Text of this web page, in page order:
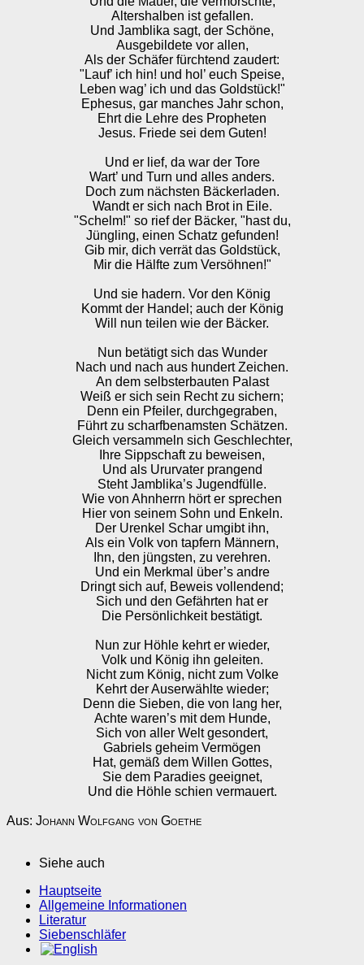
Altershalben ist gefallen.
Und Jamblika sagt, der Schöne,
Ausgebildete vor allen,
Als der Schäfer fürchtend zaudert:
"Lauf’ ich hin! und hol’ euch Speise,
Leben wag’ ich und das Goldstück!"
Ephesus, gar manches Jahr schon,
Ehrt die Lehre des Propheten
Jesus. Friede sei dem Guten!
Und er lief, da war der Tore
Wart’ und Turn und alles anders.
Doch zum nächsten Bäckerladen.
Wandt er sich nach Brot in Eile.
"Schelm!" so rief der Bäcker, "hast du,
Jüngling, einen Schatz gefunden!
Gib mir, dich verrät das Goldstück,
Mir die Hälfte zum Versöhnen!"
Und sie hadern. Vor den König
Kommt der Handel; auch der König
Will nun teilen wie der Bäcker.
Nun betätigt sich das Wunder
Nach und nach aus hundert Zeichen.
An dem selbsterbauten Palast
Weiß er sich sein Recht zu sichern;
Denn ein Pfeiler, durchgegraben,
Führt zu scharfbenamsten Schätzen.
Gleich versammeln sich Geschlechter,
Ihre Sippschaft zu beweisen,
Und als Ururvater prangend
Steht Jamblika’s Jugendfülle.
Wie von Ahnherrn hört er sprechen
Hier von seinem Sohn und Enkeln.
Der Urenkel Schar umgibt ihn,
Als ein Volk von tapfern Männern,
Ihn, den jüngsten, zu verehren.
Und ein Merkmal über’s andre
Dringt sich auf, Beweis vollendend;
Sich und den Gefährten hat er
Die Persönlichkeit bestätigt.
Nun zur Höhle kehrt er wieder,
Volk und König ihn geleiten.
Nicht zum König, nicht zum Volke
Kehrt der Auserwählte wieder;
Denn die Sieben, die von lang her,
Achte waren’s mit dem Hunde,
Sich von aller Welt gesondert,
Gabriels geheim Vermögen
Hat, gemäß dem Willen Gottes,
Sie dem Paradies geeignet,
Und die Höhle schien vermauert.
Aus: Johann Wolfgang von Goethe
Siehe auch
Hauptseite
Allgemeine Informationen
Literatur
Siebenschläfer